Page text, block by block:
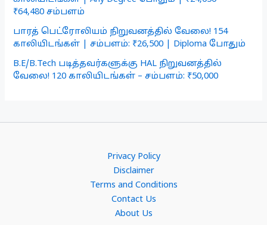
₹64,480 சம்பளம்
பாரத் பெட்ரோலியம் நிறுவனத்தில் வேலை! 154
காலியிடங்கள் | சம்பளம்: ₹26,500 | Diploma போதும்
B.E/B.Tech படித்தவர்களுக்கு HAL நிறுவனத்தில்
வேலை! 120 காலியிடங்கள் – சம்பளம்: ₹50,000
Privacy Policy
Disclaimer
Terms and Conditions
Contact Us
About Us